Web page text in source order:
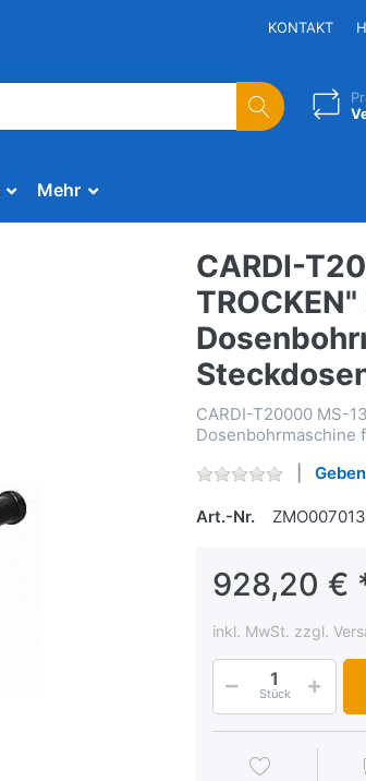
KONTAKT
Mehr
CARDI-
CARDI-T20000 MS-
Dosenbohrmaschine
Art.-Nr. ZMO007013
928,20 €
inkl. MwSt. zzgl.
Stück